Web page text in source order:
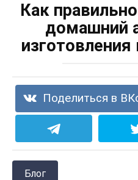
Как
домашний
Поделиться в
Блог